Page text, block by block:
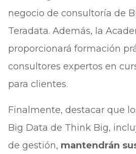
negocio de consultoría de
Teradata. Además, la
proporcionará formación
consultores expertos en
para clientes.
Finalmente, destacar que
Big Data de Think Big,
de gestión, mantendrán